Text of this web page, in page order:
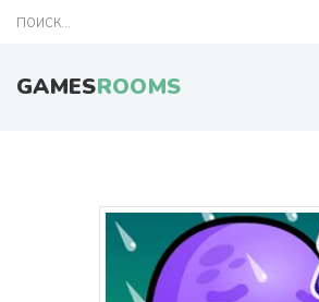
GAMESROOMS